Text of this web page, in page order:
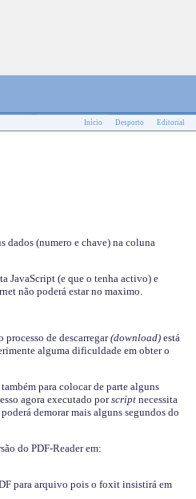
Início Desporto Editorial
dados (numero e chave) na coluna
JavaScript (e que o tenha activo) e
não poderá estar no maximo.
de descarregar(download)está
alguma dificuldade em obter o
para colocar de parte alguns
agora executado porscriptnecessita
demorar mais alguns segundos do
do PDF-Reader em:
para arquivo pois o foxit insistirá em